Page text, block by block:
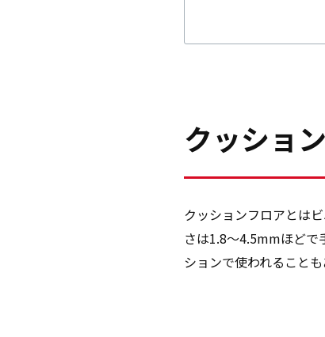
クッショ
クッションフロアとは
さは1.8〜4.5mmほどで
ションで使われることも